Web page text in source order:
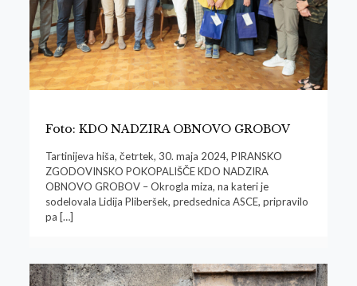
Foto: KDO NADZIRA OBNOVO GROBOV
Tartinijeva hiša, četrtek, 30. maja 2024, PIRANSKO
ZGODOVINSKO POKOPALIŠČE KDO NADZIRA
OBNOVO GROBOV – Okrogla miza, na kateri je
sodelovala Lidija Pliberšek, predsednica ASCE, pripravilo
pa […]